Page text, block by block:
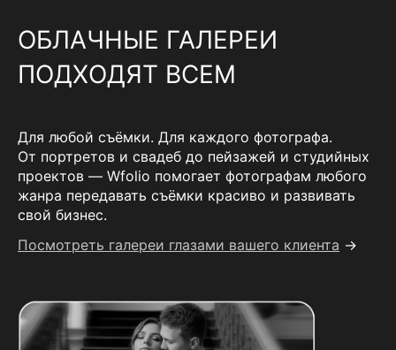
ОБЛАЧНЫЕ ГАЛЕРЕИ
ПОДХОДЯТ ВСЕМ
Для любой съёмки. Для каждого фотографа.
От портретов и свадеб до пейзажей и студийных
проектов — Wfolio помогает фотографам любого
жанра передавать съёмки красиво и развивать
свой бизнес.
Посмотреть галереи глазами вашего клиента →